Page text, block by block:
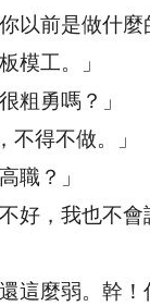
以前是做什麼
模工。」
粗勇嗎？」
不得不做。」
職？」
好，我也不
這麼弱。幹